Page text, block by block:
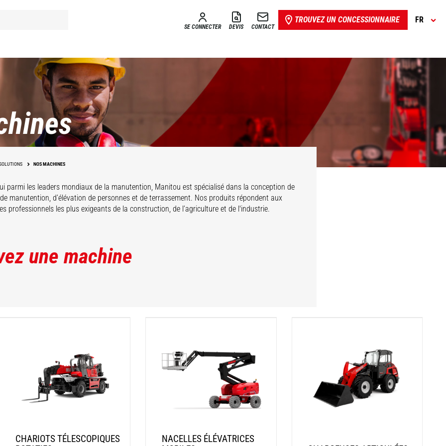
SE CONNECTER DEVIS CONTACT
TROUVEZ UN CONCESSIONNAIRE FR
NOS MACHINES
parmi les leaders mondiaux de la manutention, Manitou est spécialisé dans la conception de
manutention, d’élévation de personnes et de terrassement. Nos produits répondent aux
professionnels les plus exigeants de la construction, de l’agriculture et de l'industrie.
une machine
CHARIOTS TÉLESCOPIQUES
NACELLES ÉLÉVATRICES